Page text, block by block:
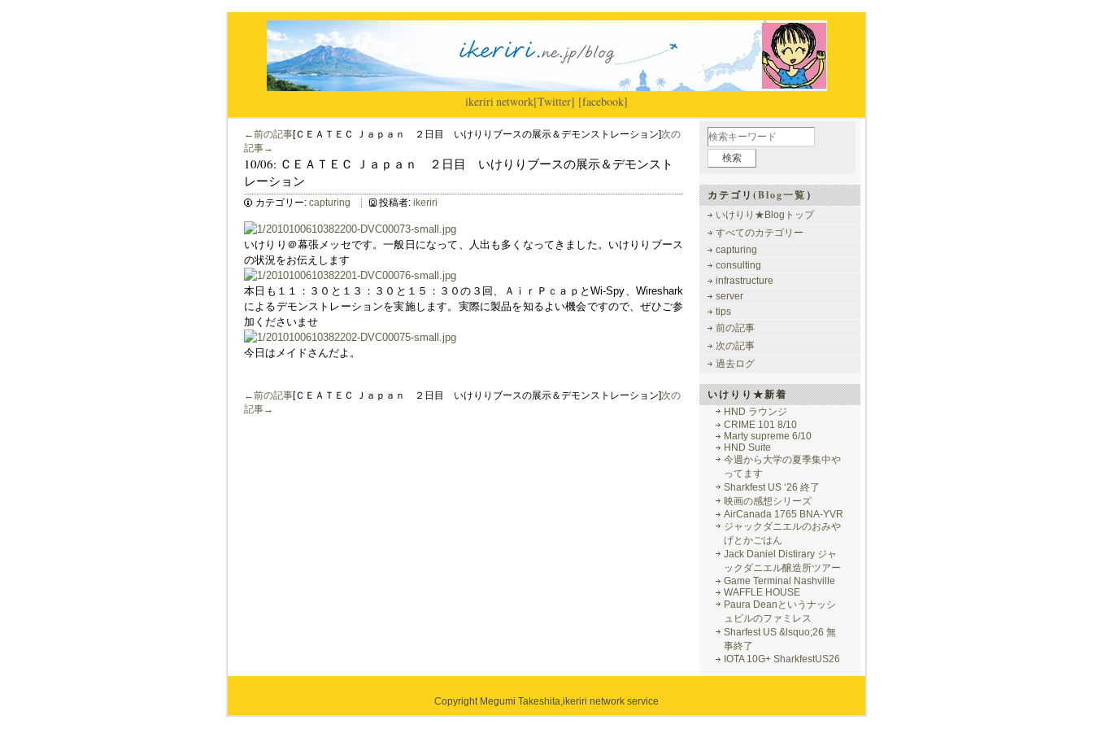
ikeriri|network[Twitter] [facebook]
←前の記事[ＣＥＡＴＥＣ Ｊａｐａｎ ２日目 いけりりブースの展示＆デモンストレーション]次の
記事→
10/06: ＣＥＡＴＥＣ Ｊａｐａｎ ２日目 いけりりブースの展示＆デモンスト
レーション
カテゴリー: capturing 投稿者: ikeriri
いけりり＠幕張メッセです。一般日になって、人出も多くなってきました。いけりりブース
の状況をお伝えします
本日も１１：３０と１３：３０と１５：３０の３回、ＡｉｒＰｃａｐとWi-Spy、Wireshark
によるデモンストレーションを実施します。実際に製品を知るよい機会ですので、ぜひご参
加くださいませ
今日はメイドさんだよ。
←前の記事[ＣＥＡＴＥＣ Ｊａｐａｎ ２日目 いけりりブースの展示＆デモンストレーション]次の
記事→
カテゴリ(Blog一覧）
いけりり★Blogトップ
すべてのカテゴリー
capturing
consulting
infrastructure
server
tips
前の記事
次の記事
過去ログ
いけりり★新着
HND ラウンジ
CRIME 101 8/10
Marty supreme 6/10
HND Suite
今週から大学の夏季集中や
ってます
Sharkfest US ‘26 終了
映画の感想シリーズ
AirCanada 1765 BNA-YVR
ジャックダニエルのおみや
げとかごはん
Jack Daniel Distirary ジャ
ックダニエル醸造所ツアー
Game Terminal Nashville
WAFFLE HOUSE
Paura Deanというナッシ
ュビルのファミレス
Sharfest US &lsquo;26 無
事終了
IOTA 10G+ SharkfestUS26
Copyright Megumi Takeshita,ikeriri network service